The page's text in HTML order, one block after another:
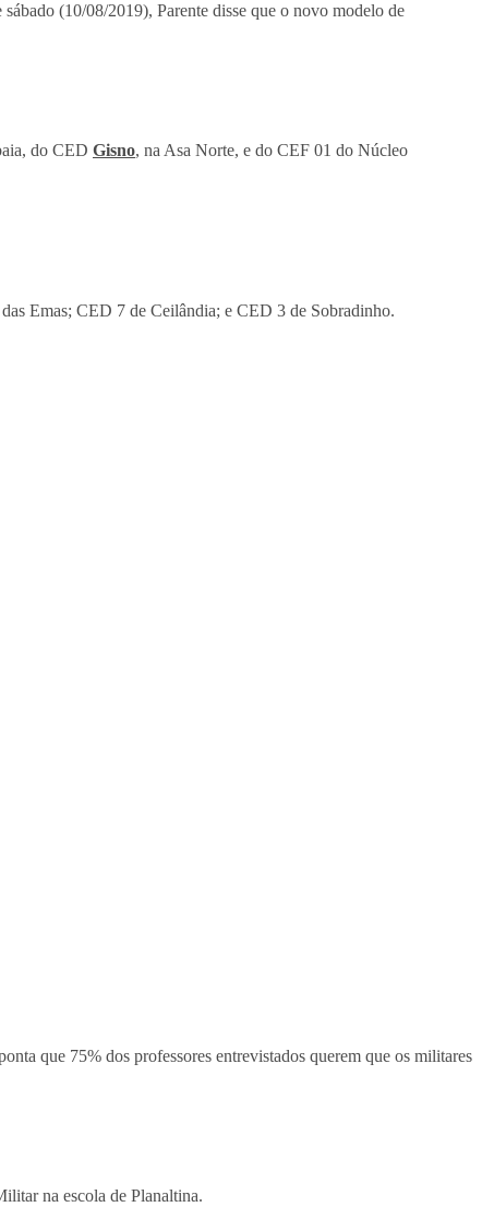
(10/08/2019), Parente disse que o novo modelo de
do CED Gisno, na Asa Norte, e do CEF 01 do Núcleo
Emas; CED 7 de Ceilândia; e CED 3 de Sobradinho.
que 75% dos professores entrevistados querem que os militares
na escola de Planaltina.